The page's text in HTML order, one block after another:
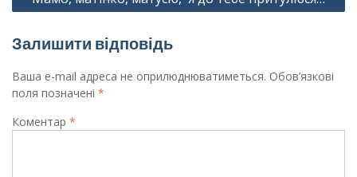
Залишити відповідь
Ваша e-mail адреса не оприлюднюватиметься. Обов’язкові
поля позначені *
Коментар *